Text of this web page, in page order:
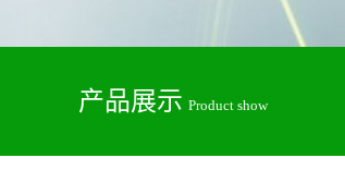
产品展示 Product show